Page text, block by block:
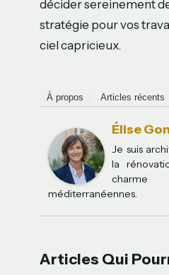
décider sereinement
stratégie pour vos
ciel capricieux.
À propos Articles récents
Élise
Je suis
la
méditerranéennes.
Articles Qui